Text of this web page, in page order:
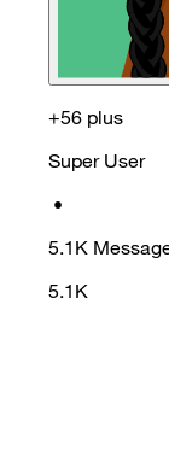
+56 plus
Super User
•
5.1K
5.1K